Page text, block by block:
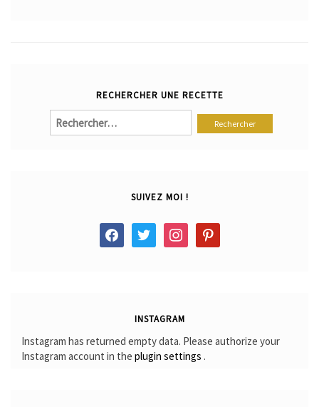
RECHERCHER UNE RECETTE
Rechercher :
SUIVEZ MOI !
facebook twitter instagram pinterest
INSTAGRAM
Instagram has returned empty data. Please authorize your
Instagram account in the plugin settings .